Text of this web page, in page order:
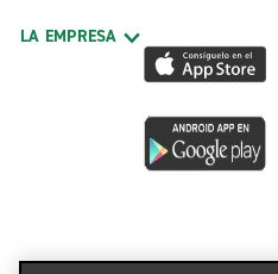
LA EMPRESA